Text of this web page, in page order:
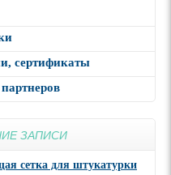
сертификаты
ЗАПИСИ
сетка для штукатурки